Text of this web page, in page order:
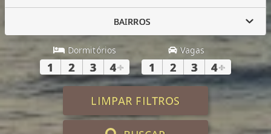
BAIRROS
Dormitórios
1 2 3 4+
Vagas
1 2 3 4+
LIMPAR FILTROS